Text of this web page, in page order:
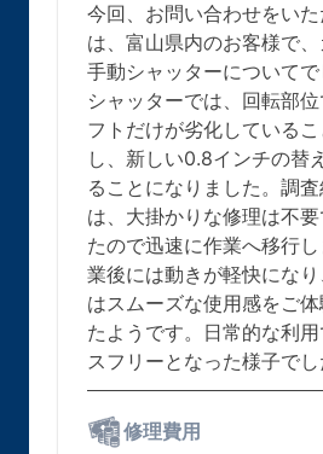
今回、お問い合わせをい
は、富山県内のお客様で
手動シャッターについて
シャッターでは、回転部
フトだけが劣化している
し、新しい0.8インチの替
ることになりました。調
は、大掛かりな修理は不
たので迅速に作業へ移行
業後には動きが軽快にな
はスムーズな使用感をご
たようです。日常的な利
スフリーとなった様子でし
修理費用